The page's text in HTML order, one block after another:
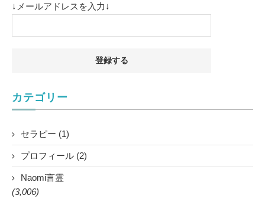
↓メールアドレスを入力↓
カテゴリー
セラピー (1)
プロフィール (2)
Naomi言霊
(3,006)